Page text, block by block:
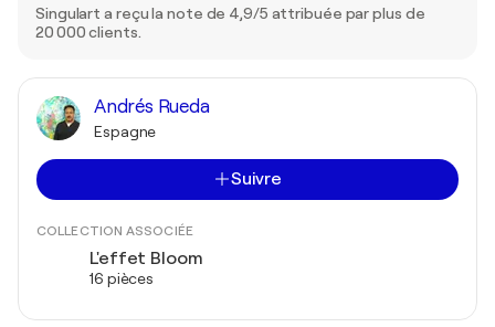
Singulart a reçu la note de 4,9/5 attribuée par plus de
20 000 clients.
Andrés Rueda
Espagne
Suivre
COLLECTION ASSOCIÉE
L'effet Bloom
16 pièces